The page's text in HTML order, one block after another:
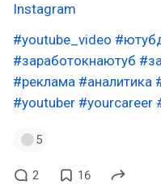
Instagram
#youtube_video
#заработокнаютуб
#реклама #аналитика
#youtuber #yourcareer
5
2 16